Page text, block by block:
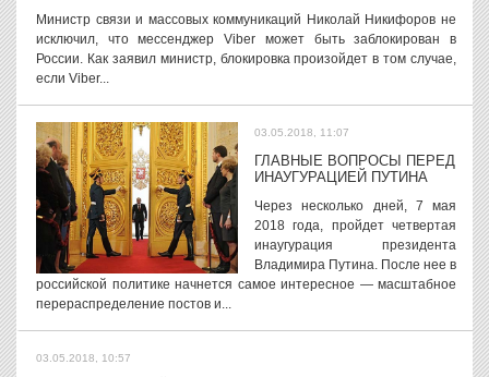
Министр связи и массовых коммуникаций Николай Никифоров не
исключил, что мессенджер Viber может быть заблокирован в
России. Как заявил министр, блокировка произойдет в том случае,
если Viber...
03.05.2018, 11:07
ГЛАВНЫЕ ВОПРОСЫ ПЕРЕД
ИНАУГУРАЦИЕЙ ПУТИНА
Через несколько дней, 7 мая
2018 года, пройдет четвертая
инаугурация президента
Владимира Путина. После нее в
российской политике начнется самое интересное — масштабное
перераспределение постов и...
03.05.2018, 10:57